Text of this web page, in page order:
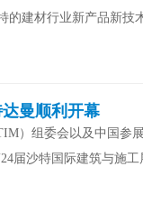
的建材行业新产品新技
曼顺利开幕
）组委会以及中国参
届沙特国际建筑与施工